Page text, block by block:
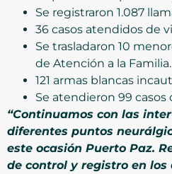
Se registraron 1.087
36 casos atendidos de
Se trasladaron 10
de Atención a la Familia.
121 armas blancas
Se atendieron 99 casos
“Continuamos con las
diferentes puntos
este ocasión Puerto Paz.
de control y registro en